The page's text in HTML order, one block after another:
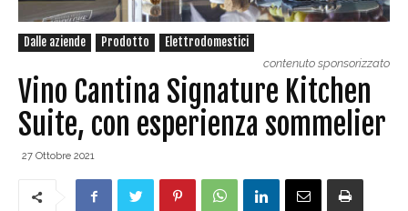
Dalle aziende Prodotto Elettrodomestici
contenuto sponsorizzato
Vino Cantina Signature Kitchen
Suite, con esperienza sommelier
27 Ottobre 2021